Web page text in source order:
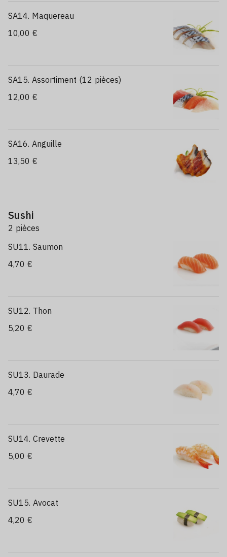
SA14. Maquereau
10,00 €
SA15. Assortiment (12 pièces)
12,00 €
SA16. Anguille
13,50 €
Sushi
2 pièces
SU11. Saumon
4,70 €
SU12. Thon
5,20 €
SU13. Daurade
4,70 €
SU14. Crevette
5,00 €
SU15. Avocat
4,20 €